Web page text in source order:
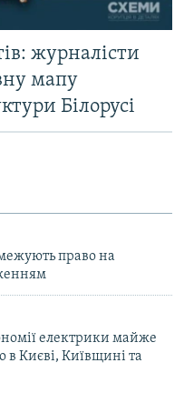
журналісти
мапу
Білорусі
право на
електрики майже
в Києві, Київщині та